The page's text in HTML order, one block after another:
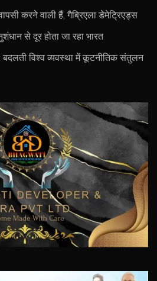
करने वाली हैं, गैब्रिएला डेमेट्रिएड्स
से दूर होता जा रहा भारत
बदलती विश्व व्यवस्था में कूटनीतिक संतुलन